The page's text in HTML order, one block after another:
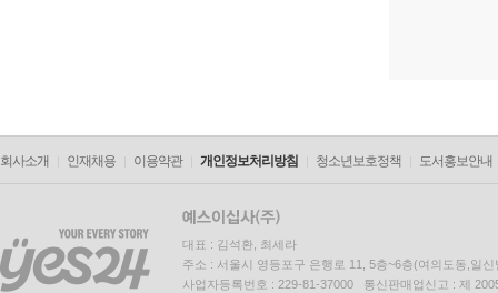
회사소개 인재채용 이용약관 개인정보처리방침 청소년보호정책 도서홍보안내
대표 : 김석환, 최세라
주소 : 서울시 영등포구 은행로 11, 5층~6층(여의도동,일신
사업자등록번호 : 229-81-37000 통신판매업신고 : 제